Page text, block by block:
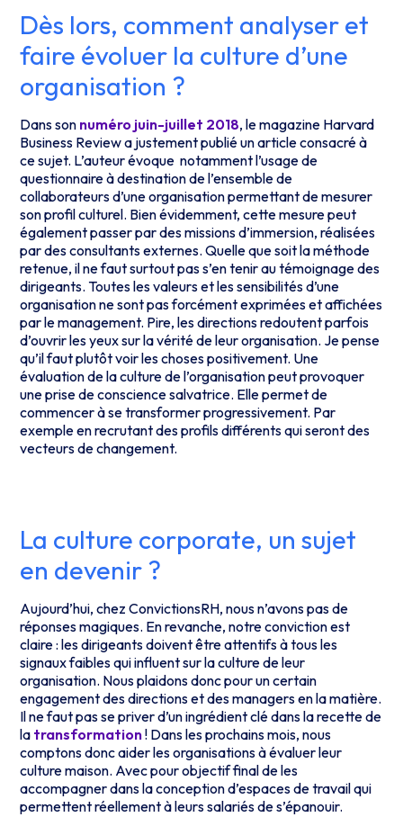
Dès lors, comment analyser et
faire évoluer la culture d’une
organisation ?
Dans son numéro juin-juillet 2018, le magazine Harvard
Business Review a justement publié un article consacré à
ce sujet. L’auteur évoque notamment l’usage de
questionnaire à destination de l’ensemble de
collaborateurs d’une organisation permettant de mesurer
son profil culturel. Bien évidemment, cette mesure peut
également passer par des missions d’immersion, réalisées
par des consultants externes. Quelle que soit la méthode
retenue, il ne faut surtout pas s’en tenir au témoignage des
dirigeants. Toutes les valeurs et les sensibilités d’une
organisation ne sont pas forcément exprimées et affichées
par le management. Pire, les directions redoutent parfois
d’ouvrir les yeux sur la vérité de leur organisation. Je pense
qu’il faut plutôt voir les choses positivement. Une
évaluation de la culture de l’organisation peut provoquer
une prise de conscience salvatrice. Elle permet de
commencer à se transformer progressivement. Par
exemple en recrutant des profils différents qui seront des
vecteurs de changement.
La culture corporate, un sujet
en devenir ?
Aujourd’hui, chez ConvictionsRH, nous n’avons pas de
réponses magiques. En revanche, notre conviction est
claire : les dirigeants doivent être attentifs à tous les
signaux faibles qui influent sur la culture de leur
organisation. Nous plaidons donc pour un certain
engagement des directions et des managers en la matière.
Il ne faut pas se priver d’un ingrédient clé dans la recette de
la transformation! Dans les prochains mois, nous
comptons donc aider les organisations à évaluer leur
culture maison. Avec pour objectif final de les
accompagner dans la conception d’espaces de travail qui
permettent réellement à leurs salariés de s’épanouir.